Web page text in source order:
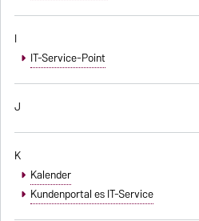
I
IT-Service-Point
J
K
Kalender
Kundenportal es IT-Service